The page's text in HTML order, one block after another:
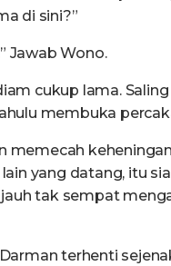
di sini?”
Jawab Wono.
cukup lama.
membuka
memecah
yang datang, itu
tak sempat
terhenti